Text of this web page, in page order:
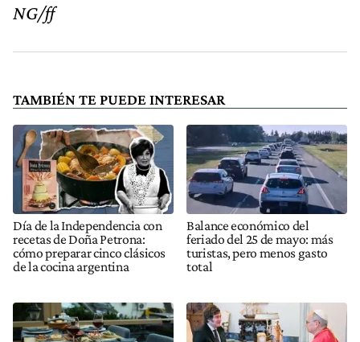
NG/ff
TAMBIÉN TE PUEDE INTERESAR
Día de la Independencia con
recetas de Doña Petrona:
cómo preparar cinco clásicos
de la cocina argentina
Balance económico del
feriado del 25 de mayo: más
turistas, pero menos gasto
total